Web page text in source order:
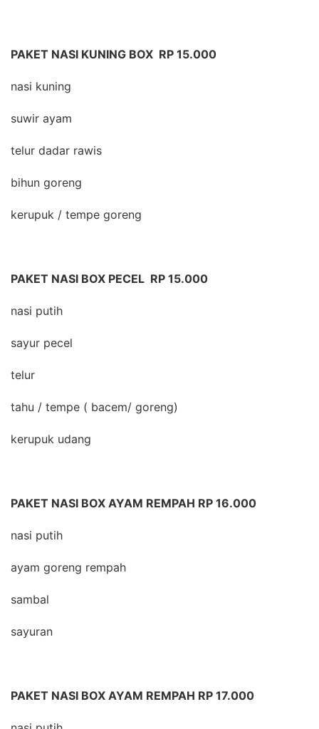
PAKET NASI KUNING BOX RP 15.000
nasi kuning
suwir ayam
telur dadar rawis
bihun goreng
kerupuk / tempe goreng
PAKET NASI BOX PECEL RP 15.000
nasi putih
sayur pecel
telur
tahu / tempe ( bacem/ goreng)
kerupuk udang
PAKET NASI BOX AYAM REMPAH RP 16.000
nasi putih
ayam goreng rempah
sambal
sayuran
PAKET NASI BOX AYAM REMPAH RP 17.000